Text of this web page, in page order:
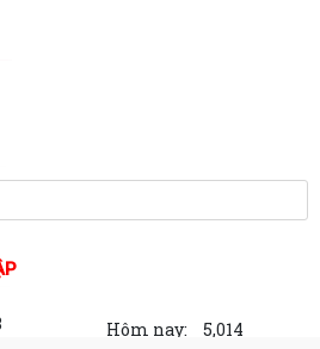
Bí thư Đảng ủy, Chủ tịch HĐND phường
điện và phát triển điện mặt trời mái nhà
độ triển khai công tác khám sức khoẻ
trực Đảng ủy phụ trách triển khai